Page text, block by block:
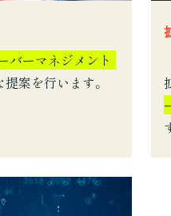
バーマネジメント
案を行います。